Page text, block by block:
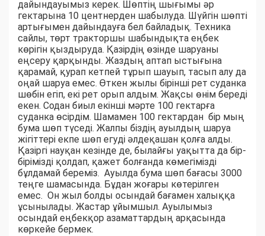
дайындауымыз керек. Шөптің шығымы әр
гектарына 10 центнерден шабылуда. Шүйгін шөпті
артығымен дайындауға бел байладық. Техника
сайлы, төрт тракторшы шабындықта еңбек
көрігін қыздыруда. Қазірдің өзінде шаруаны
еңсеру қарқынды. Жаздың аптап ыстығына
қарамай, қурап кетпей тұрып шауып, тасып алу да
оңай шаруа емес. Өткен жылы бірінші рет суданка
шөбін егіп, екі рет орып алдым. Жақсы өнім береді
екен. Содан биыл екінші мәрте 100 гектарға
суданка өсірдім. Шамамен 100 гектардан бір мың
бума шөп түседі. Жалпы біздің ауылдың шаруа
жігіттері екпе шөп егуді әлдеқашан қолға алды.
Қазіргі науқан кезінде де, былайғы уақытта да бір-
бірімізді қолдап, қажет болғанда көмегімізді
бұлдамай береміз. Ауылда бума шөп бағасы 3000
теңге шамасында. Бұдан жоғары көтерілген
емес. Он жыл болды осындай бағамен халыққа
ұсынылады. Жастар ұйымшыл. Ауылымыз
осындай еңбекқор азаматтардың арқасында
көркейе бермек.